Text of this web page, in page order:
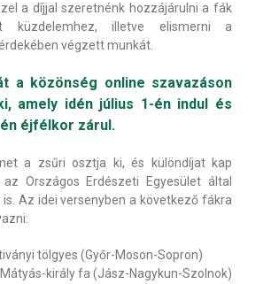
a díjjal szeretnénk hozzájárulni a fák
küzdelemhez, illetve elismerni a
végzett munkát.
a közönség online szavazáson
amely idén július 1-én indul és
éjfélkor zárul.
a zsűri osztja ki, és különdíjat kap
Országos Erdészeti Egyesület által
Az idei versenyben a következő fákra
tölgyes (Győr-Moson-Sopron)
király fa (Jász-Nagykun-Szolnok)